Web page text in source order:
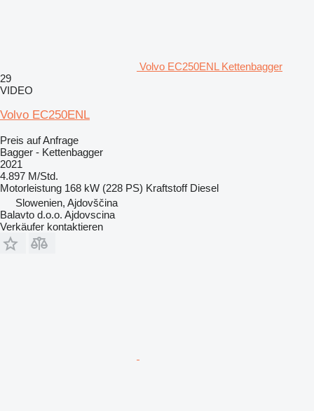
Volvo EC250ENL Kettenbagger
29
VIDEO
Volvo EC250ENL
Preis auf Anfrage
Bagger - Kettenbagger
2021
4.897 M/Std.
Motorleistung 168 kW (228 PS) Kraftstoff Diesel
Slowenien, Ajdovščina
Balavto d.o.o. Ajdovscina
Verkäufer kontaktieren